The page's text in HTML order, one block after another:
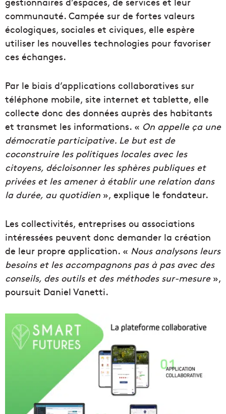
communauté. Campée sur de fortes valeurs
écologiques, sociales et civiques, elle espère
utiliser les nouvelles technologies pour favoriser
ces échanges.
Par le biais d’applications collaboratives sur
téléphone mobile, site internet et tablette, elle
collecte donc des données auprès des habitants
et transmet les informations. « On appelle ça une
démocratie participative. Le but est de
coconstruire les politiques locales avec les
citoyens, décloisonner les sphères publiques et
privées et les amener à établir une relation dans
la durée, au quotidien », explique le fondateur.
Les collectivités, entreprises ou associations
intéressées peuvent donc demander la création
de leur propre application. « Nous analysons leurs
besoins et les accompagnons pas à pas avec des
conseils, des outils et des méthodes sur-mesure»,
poursuit Daniel Vanetti.